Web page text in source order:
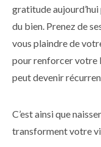
gratitude
du bien. Prenez de
vous plaindre de
pour renforcer votre
peut devenir
C’est ainsi que
transforment votre